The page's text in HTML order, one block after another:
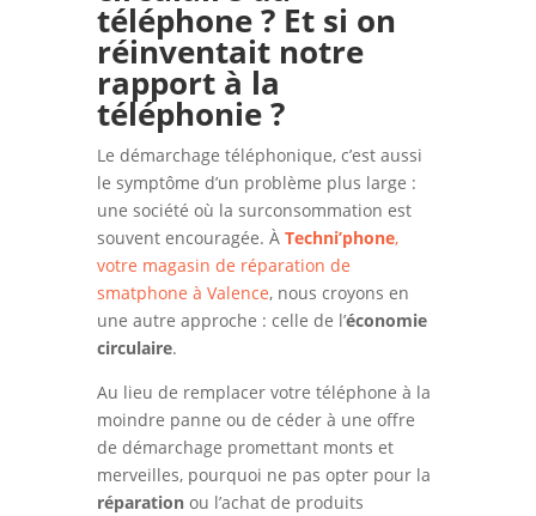
téléphone ? Et si on
réinventait notre
rapport à la
téléphonie ?
Le démarchage téléphonique, c’est aussi
le symptôme d’un problème plus large :
une société où la surconsommation est
souvent encouragée. À Techni’phone,
votre magasin de réparation de
smatphone à Valence, nous croyons en
une autre approche : celle de l’économie
circulaire.
Au lieu de remplacer votre téléphone à la
moindre panne ou de céder à une offre
de démarchage promettant monts et
merveilles, pourquoi ne pas opter pour la
réparationou l’achat de produits